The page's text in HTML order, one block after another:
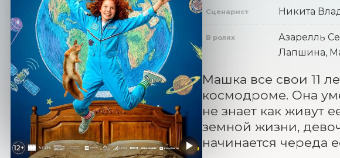
Сценарист Никита
В ролях
Азарелль
Лапшина,
Машка все свои 11
космодроме. Она
не знает как живут
земной жизни,
начинается череда